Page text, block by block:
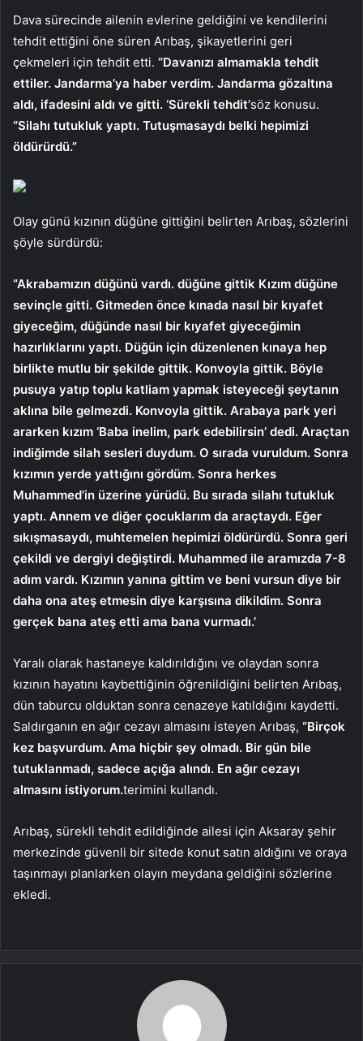
Dava sürecinde ailenin evlerine geldiğini ve kendilerini
tehdit ettiğini öne süren Arıbaş, şikayetlerini geri
çekmeleri için tehdit etti. “Davanızı almamakla tehdit
ettiler. Jandarma’ya haber verdim. Jandarma gözaltına
aldı, ifadesini aldı ve gitti. ‘Sürekli tehdit’söz konusu.
“Silahı tutukluk yaptı. Tutuşmasaydı belki hepimizi
öldürürdü.”
Olay günü kızının düğüne gittiğini belirten Arıbaş, sözlerini
şöyle sürdürdü:
“Akrabamızın düğünü vardı. düğüne gittik Kızım düğüne
sevinçle gitti. Gitmeden önce kınada nasıl bir kıyafet
giyeceğim, düğünde nasıl bir kıyafet giyeceğimin
hazırlıklarını yaptı. Düğün için düzenlenen kınaya hep
birlikte mutlu bir şekilde gittik. Konvoyla gittik. Böyle
pusuya yatıp toplu katliam yapmak isteyeceği şeytanın
aklına bile gelmezdi. Konvoyla gittik. Arabaya park yeri
ararken kızım ‘Baba inelim, park edebilirsin’ dedi. Araçtan
indiğimde silah sesleri duydum. O sırada vuruldum. Sonra
kızımın yerde yattığını gördüm. Sonra herkes
Muhammed’in üzerine yürüdü. Bu sırada silahı tutukluk
yaptı. Annem ve diğer çocuklarım da araçtaydı. Eğer
sıkışmasaydı, muhtemelen hepimizi öldürürdü. Sonra geri
çekildi ve dergiyi değiştirdi. Muhammed ile aramızda 7-8
adım vardı. Kızımın yanına gittim ve beni vursun diye bir
daha ona ateş etmesin diye karşısına dikildim. Sonra
gerçek bana ateş etti ama bana vurmadı.’
Yaralı olarak hastaneye kaldırıldığını ve olaydan sonra
kızının hayatını kaybettiğinin öğrenildiğini belirten Arıbaş,
dün taburcu olduktan sonra cenazeye katıldığını kaydetti.
Saldırganın en ağır cezayı almasını isteyen Arıbaş, “Birçok
kez başvurdum. Ama hiçbir şey olmadı. Bir gün bile
tutuklanmadı, sadece açığa alındı. En ağır cezayı
almasını istiyorum.terimini kullandı.
Arıbaş, sürekli tehdit edildiğinde ailesi için Aksaray şehir
merkezinde güvenli bir sitede konut satın aldığını ve oraya
taşınmayı planlarken olayın meydana geldiğini sözlerine
ekledi.